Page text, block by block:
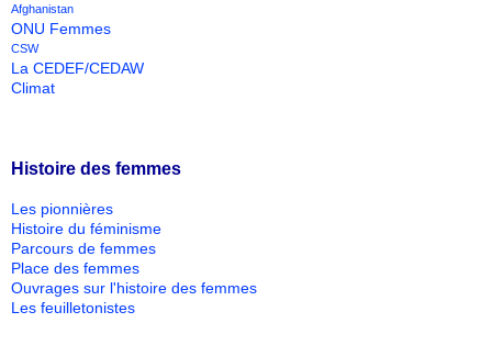
Afghanistan
ONU Femmes
CSW
La CEDEF/CEDAW
Climat
Histoire des femmes
Les pionnières
Histoire du féminisme
Parcours de femmes
Place des femmes
Ouvrages sur l'histoire des femmes
Les feuilletonistes